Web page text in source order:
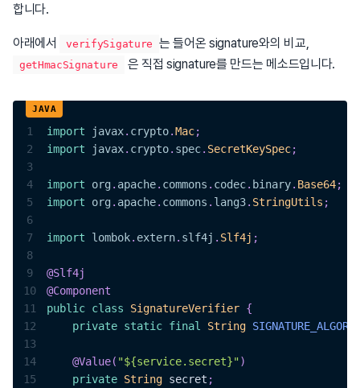
합니다.
아래에서 verifySigature 는 들어온 signature와의 비교,
getHmacSignature 은 직접 signature를 만드는 메소드입니다.
1 import javax. crypto.Mac;
2
import javax. crypto. spec. SecretKeySpec;
3
4
import org . apache. commons . codec. binary. Base64;
5
import org . apache. commons . lang3. StringUtils ;
6
7
import lombok. extern. slf4j . Slf4j ;
8
9
@Slf4j
10
@Component
11
public class SignatureVerifier {
12
private static final String
13
14
@Value( "${service.secret}")
15
private String secret ;